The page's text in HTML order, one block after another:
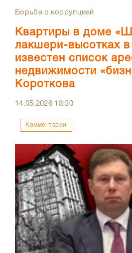
Борьба с коррупцией
Квартиры в доме
лакшери-высотках
известен список
недвижимости
Короткова
14.05.2026 18:30
Комментарии